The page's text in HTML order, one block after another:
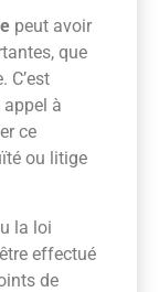
peut avoir
que
C’est
à
ce
ou litige
la loi
effectué
de